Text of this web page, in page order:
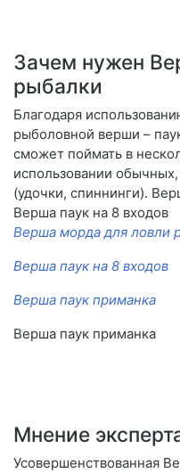
Зачем нужен
рыбалки
Благодаря
рыболовной верши –
сможет поймать в
использовании
(удочки, спиннинги).
Верша паук на 8 входов
Верша морда для ловли
Верша паук на 8 входов
Верша паук приманка
Верша паук приманка
Мнение
Усовершенствованная